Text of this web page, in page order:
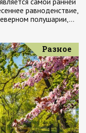
равноденствие,
полушарии,…
Разное